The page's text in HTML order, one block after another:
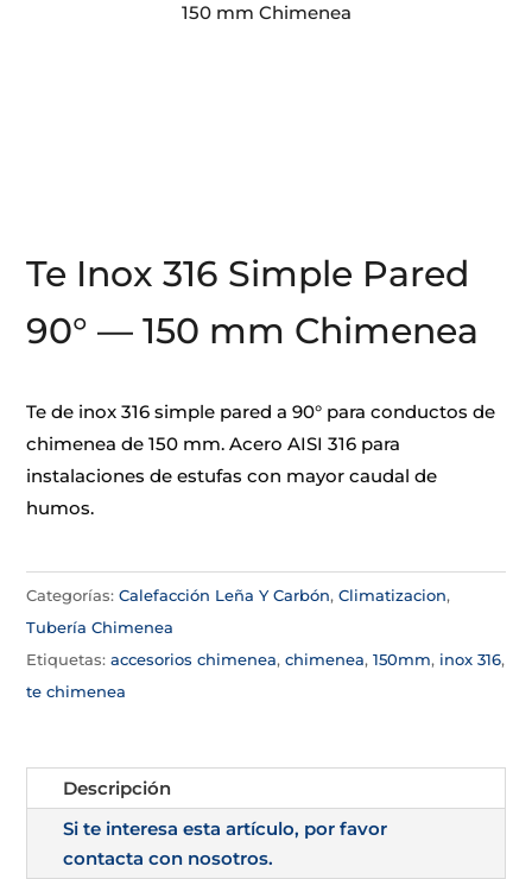
150 mm Chimenea
Te Inox 316 Simple Pared
90° — 150 mm Chimenea
Te de inox 316 simple pared a 90° para conductos de
chimenea de 150 mm. Acero AISI 316 para
instalaciones de estufas con mayor caudal de
humos.
Categorías:Calefacción Leña Y Carbón,Climatizacion,
Tubería Chimenea
Etiquetas:accesorios chimenea,chimenea,150mm, inox 316,
te chimenea
Descripción
Si te interesa esta artículo, por favor
contacta con nosotros.